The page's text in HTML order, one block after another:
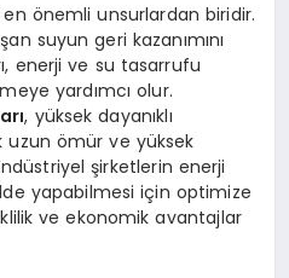
önemli unsurlardan biridir.
suyun geri kazanımını
enerji ve su tasarrufu
yardımcı olur.
, yüksek dayanıklı
ömür ve yüksek
şirketlerin enerji
yapabilmesi için optimize
ve ekonomik avantajlar